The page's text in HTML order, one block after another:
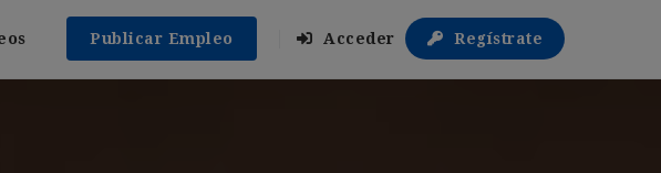
Publicar Empleo Acceder Regístrate